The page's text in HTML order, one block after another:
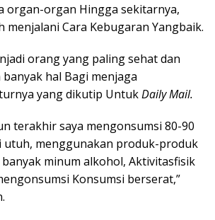
organ-organ Hingga sekitarnya,
menjalani Cara Kebugaran Yangbaik.
orang yang paling sehat dan
hal Bagi menjaga
yang dikutip UntukDaily Mail.
terakhir saya mengonsumsi 80-90
utuh, menggunakan produk-produk
minum alkohol, Aktivitasfisik
Konsumsi berserat,”